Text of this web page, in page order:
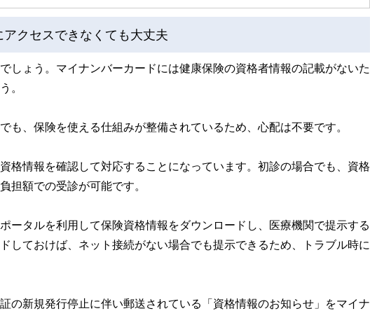
クセスできなくても大丈夫
しょう。マイナンバーカードには健康保険の資格者情報の記載がないた
。
も、保険を使える仕組みが整備されているため、心配は不要です。
格情報を確認して対応することになっています。初診の場合でも、資格
担額での受診が可能です。
ータルを利用して保険資格情報をダウンロードし、医療機関で提示する
しておけば、ネット接続がない場合でも提示できるため、トラブル時に
の新規発行停止に伴い郵送されている「資格情報のお知らせ」をマイナ